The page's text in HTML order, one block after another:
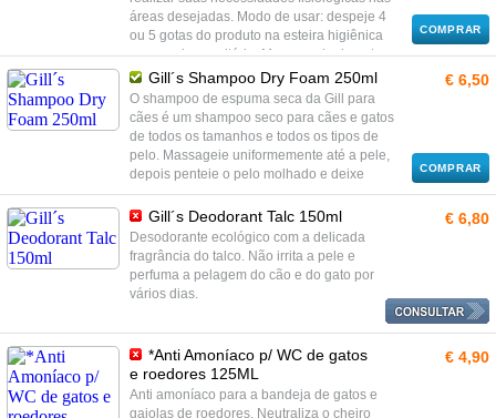
áreas desejadas. Modo de usar: despeje 4
ou 5 gotas do produto na esteira higiênica
ou na caixa sanitária. Mova gradualmente o
tapete ou cama para a área escolhida.
Repita a operação até obter o efeito
desejado. O produto também é eficaz em
locais fora de casa.
COMPRAR
Gill´s Shampoo Dry Foam 250ml
O shampoo de espuma seca da Gill para
cães é um shampoo seco para cães e gatos
de todos os tamanhos e todos os tipos de
pelo. Massageie uniformemente até a pele,
depois penteie o pelo molhado e deixe
secar.
€ 6,50
COMPRAR
Gill´s Deodorant Talc 150ml
Desodorante ecológico com a delicada
fragrância do talco. Não irrita a pele e
perfuma a pelagem do cão e do gato por
vários dias.
€ 6,80
*Anti Amoníaco p/ WC de gatos
e roedores 125ML
Anti amoníaco para a bandeja de gatos e
gaiolas de roedores. Neutraliza o cheiro
€ 4,90